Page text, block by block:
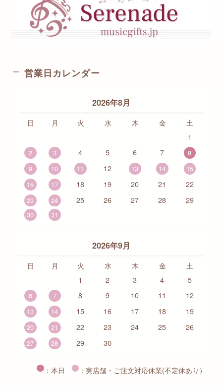
営業日カレンダー
2026年8月
日 月 火 水 木 金
土
1
2 3 4 5 6 7
8
9
10 11 12 13 14
15
16
17 18 19 20 21 22
23 24 25 26 27 28 29
30 31
2026年9月
日 月 火 水 木 金
土
1
2 3 4 5
6 7 8 9 10 11 12
13 14 15 16 17 18 19
20 21 22 23 24 25 26
27 28 29 30
：本日 ：実店舗・ご注文対応休業(不定休あり）